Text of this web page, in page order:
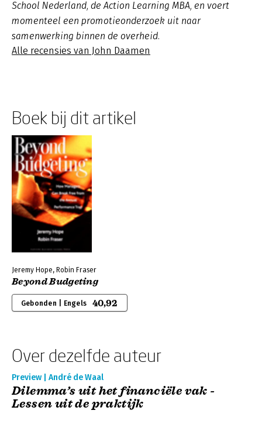
School Nederland, de Action Learning MBA, en voert
momenteel een promotieonderzoek uit naar
samenwerking binnen de overheid.
Alle recensies van John Daamen
Boek bij dit artikel
Jeremy Hope, Robin Fraser
Beyond Budgeting
Gebonden | Engels 40,92
Over dezelfde auteur
Preview | André de Waal
Dilemma’s uit het financiële vak -
Lessen uit de praktijk